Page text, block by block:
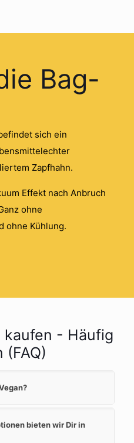
Bag-
sich ein
Zapfhahn.
Effekt nach Anbruch
ohne
ohne Kühlung.
kaufen - Häufig
bieten wir Dir in